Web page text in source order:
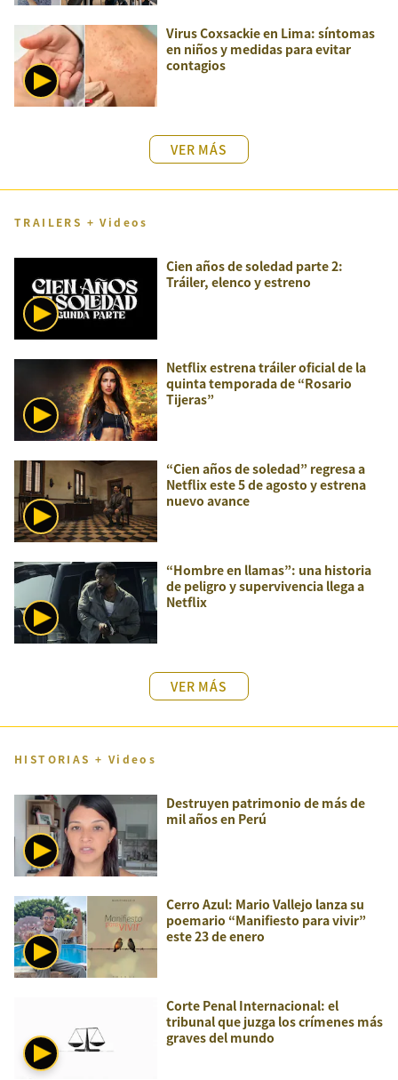
Virus Coxsackie en Lima: síntomas
en niños y medidas para evitar
contagios
VER MÁS
TRAILERS + Videos
Cien años de soledad parte 2:
Tráiler, elenco y estreno
Netflix estrena tráiler oficial de la
quinta temporada de “Rosario
Tijeras”
“Cien años de soledad” regresa a
Netflix este 5 de agosto y estrena
nuevo avance
“Hombre en llamas”: una historia
de peligro y supervivencia llega a
Netflix
VER MÁS
HISTORIAS + Videos
Destruyen patrimonio de más de
mil años en Perú
Cerro Azul: Mario Vallejo lanza su
poemario “Manifiesto para vivir”
este 23 de enero
Corte Penal Internacional: el
tribunal que juzga los crímenes más
graves del mundo